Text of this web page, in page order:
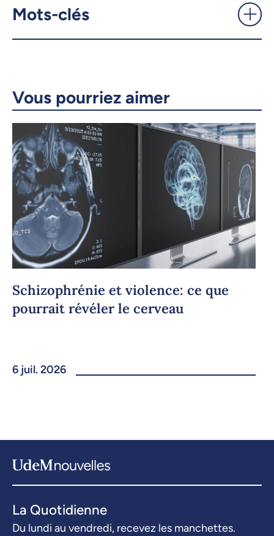
LinkedIn
Copier le lien
Mots-clés
Vous pourriez aimer
Schizophrénie et violence: ce que
pourrait révéler le cerveau
6 juil. 2026
La Quotidienne
Du lundi au vendredi, recevez les manchettes.